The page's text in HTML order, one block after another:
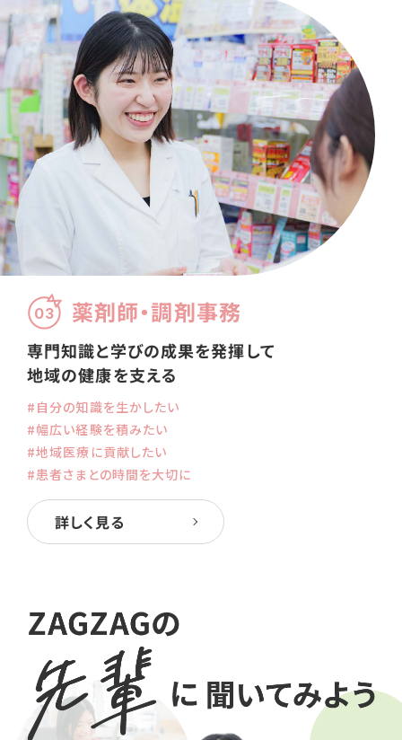
03 薬剤師・調剤事務
専門知識と学びの成果を発揮して
地域の健康を支える
#自分の知識を生かしたい
#幅広い経験を積みたい
#地域医療に貢献したい
#患者さまとの時間を大切に
詳しく見る